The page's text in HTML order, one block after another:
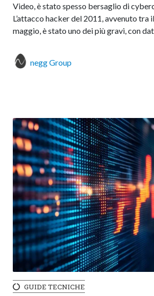
Video, è stato spesso bersaglio di
L’attacco hacker del 2011, avvenuto tra
maggio, è stato uno dei più gravi, con
negg Group
GUIDE TECNICHE